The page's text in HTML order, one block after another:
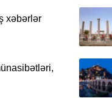
xəbərlər
Tarixin
İlin ilk
çox